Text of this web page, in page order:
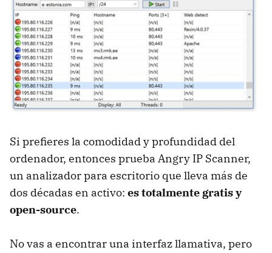
Si prefieres la comodidad y profundidad del
ordenador, entonces prueba Angry IP Scanner,
un analizador para escritorio que lleva más de
dos décadas en activo: es totalmente gratis y
open-source.
No vas a encontrar una interfaz llamativa, pero